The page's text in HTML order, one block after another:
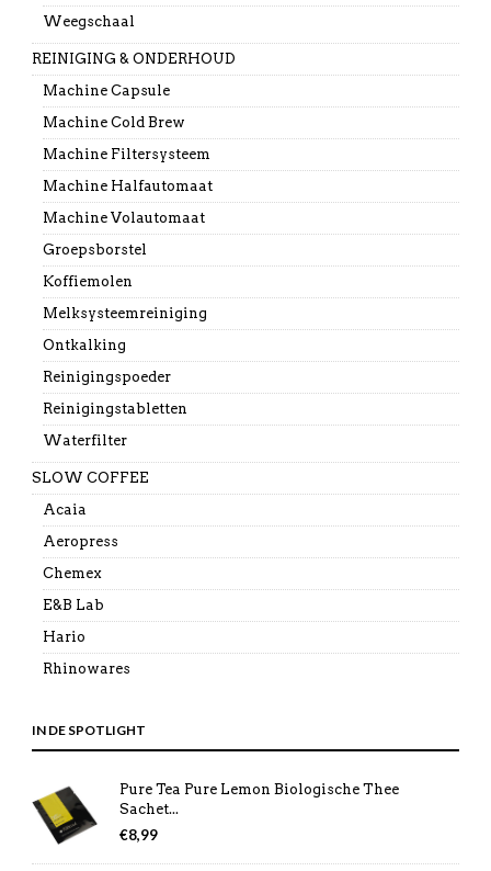
Weegschaal
REINIGING & ONDERHOUD
Machine Capsule
Machine Cold Brew
Machine Filtersysteem
Machine Halfautomaat
Machine Volautomaat
Groepsborstel
Koffiemolen
Melksysteemreiniging
Ontkalking
Reinigingspoeder
Reinigingstabletten
Waterfilter
SLOW COFFEE
Acaia
Aeropress
Chemex
E&B Lab
Hario
Rhinowares
IN DE SPOTLIGHT
Pure Tea Pure Lemon Biologische Thee
Sachet...
€8,99